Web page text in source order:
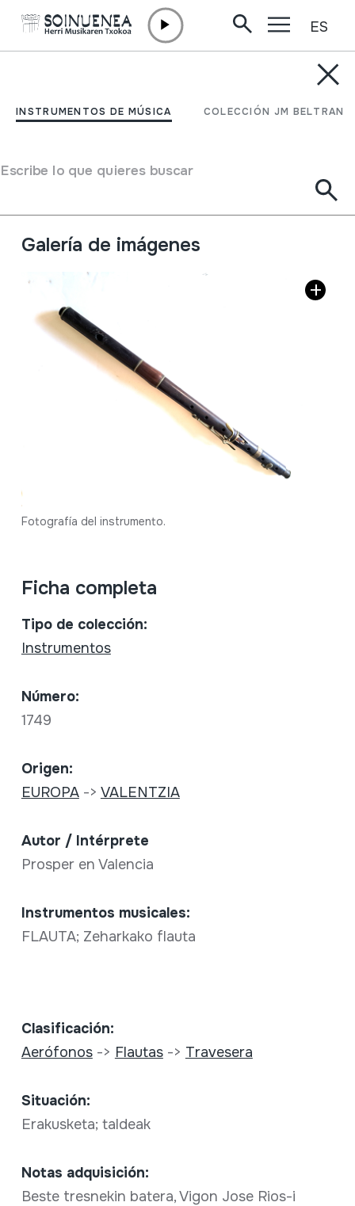
INSTRUMENTOS DE MÚSICA COLECCIÓN JM BELTRAN
Escribe lo que quieres buscar
ES
FLAUTA; Zeharkako
Autor Prosper en Valencia
Aerófonos->Flautas->Travesera
Galería de imágenes
Fotografía del instrumento.
Ficha completa
Tipo de colección:
Instrumentos
Número:
1749
Origen:
EUROPA-> VALENTZIA
Autor / Intérprete
Prosper en Valencia
Instrumentos musicales:
FLAUTA; Zeharkako flauta
Clasificación:
Aerófonos-> Flautas-> Travesera
Situación:
Erakusketa; taldeak
Notas adquisición:
Beste tresnekin batera, Vigon Jose Rios-i